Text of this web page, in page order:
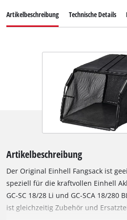
Artikelbeschreibung Technische Details
Artikelbeschreibung
Der Original Einhell Fangsack ist
speziell für die kraftvollen Einhell
GC-SC 18/28 Li und GC-SCA 18/280
ist gleichzeitig Zubehör und